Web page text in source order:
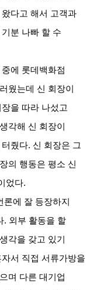
왔다고 해서 고객과
분 나빠 할 수
에 롯데백화점
웠는데 신 회장이
을 따라 나섰고
각해 신 회장이
줬다. 신 회장은 그
의 행동은 평소 신
었다.
론에 잘 등장하지
. 외부 활동을 할
각을 갖고 있기
서 직접 서류가방을
며 다른 대기업